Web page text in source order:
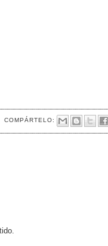
COMPÁRTELO: